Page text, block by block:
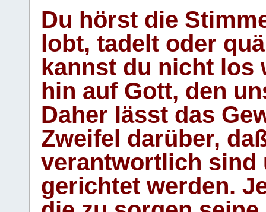
Du hörst die
lobt, tadelt oder
kannst du nicht los
hin auf Gott, den
Daher lässt das
Zweifel darüber,
verantwortlich sind
gerichtet werden.